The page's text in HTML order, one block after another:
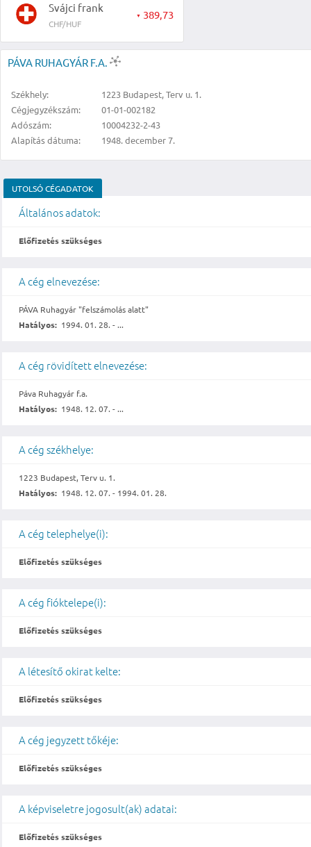
Svájci frank
CHF/HUF
▼ 389,73
PÁVA RUHAGYÁR F.A.
Székhely:
1223 Budapest, Terv u. 1.
Cégjegyzékszám:
01-01-002182
Adószám:
10004232-2-43
Alapítás dátuma:
1948. december 7.
UTOLSÓ CÉGADATOK
Általános adatok:
Előfizetés szükséges
A cég elnevezése:
PÁVA Ruhagyár "felszámolás alatt"
Hatályos: 1994. 01. 28. - ...
A cég rövidített elnevezése:
Páva Ruhagyár f.a.
Hatályos: 1948. 12. 07. - ...
A cég székhelye:
1223 Budapest, Terv u. 1.
Hatályos: 1948. 12. 07. - 1994. 01. 28.
A cég telephelye(i):
Előfizetés szükséges
A cég fióktelepe(i):
Előfizetés szükséges
A létesítő okirat kelte:
Előfizetés szükséges
A cég jegyzett tőkéje:
Előfizetés szükséges
A képviseletre jogosult(ak) adatai:
Előfizetés szükséges